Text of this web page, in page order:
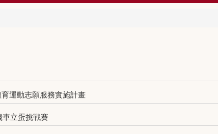
運動志願服務實施計畫
車立蛋挑戰賽